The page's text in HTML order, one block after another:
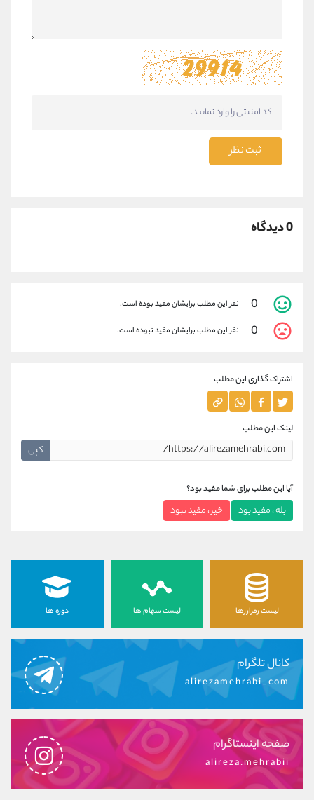
ثبت نظر
0 دیدگاه
0 نفر این مطلب برایشان مفید بوده است.
0 نفر این مطلب برایشان مفید نبوده است.
اشتراک گذاری این مطلب
لینک این مطلب
کپی
آیا این مطلب برای شما مفید بود؟
بله ، مفید بود خیر ، مفید نبود
لیست رمزارزها لیست سهام ها دوره ها
کانال تلگرام
alirezamehrabi_com
صفحه اینستاگرام
alireza.mehrabii